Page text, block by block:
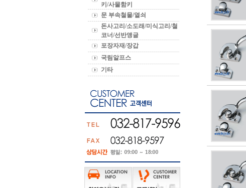
키/사물함키
문 부속철물/열쇠
돈사고리/소도래/미식고리/철
코너/선반앵글
포장자재/장갑
국림알프스
기타